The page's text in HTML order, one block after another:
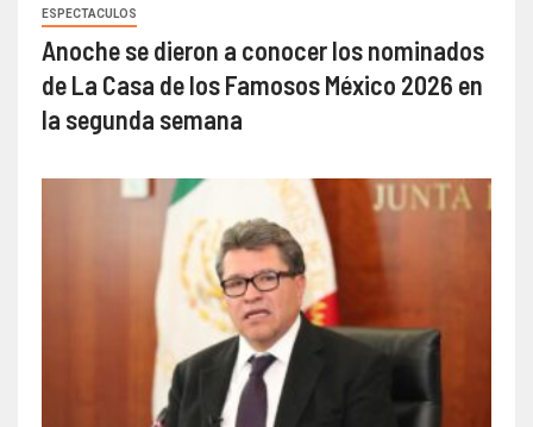
ESPECTACULOS
Anoche se dieron a conocer los nominados
de La Casa de los Famosos México 2026 en
la segunda semana